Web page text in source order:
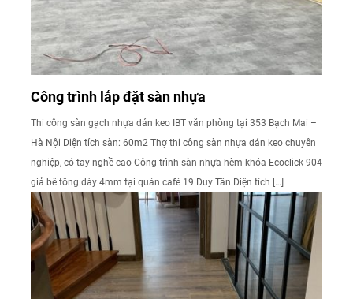
Công trình lắp đặt sàn nhựa
Thi công sàn gạch nhựa dán keo IBT văn phòng tại 353 Bạch Mai –
Hà Nội Diện tích sàn: 60m2 Thợ thi công sàn nhựa dán keo chuyên
nghiệp, có tay nghề cao Công trình sàn nhựa hèm khóa Ecoclick 904
giả bê tông dày 4mm tại quán café 19 Duy Tân Diện tích […]